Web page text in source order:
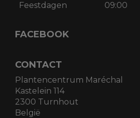
Feestdagen 09:00
FACEBOOK
CONTACT
Plantencentrum Maréchal
Kastelein 114
2300 Turnhout
België